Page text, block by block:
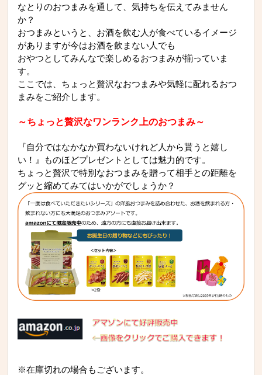
なとりのおつまみを通して、気持ちを伝えてみません
か？
おつまみというと、お酒を飲む人が食べているイメージ
がありますが今はお酒を飲まない人でも
おやつとしてみんなで楽しめるおつまみが揃っていま
す。
ここでは、ちょっと贅沢なおつまみや気軽に配れるおつ
まみをご紹介します。
～ちょっと贅沢なワンランク上のおつまみ～
『自分ではなかなか買わないけれど人から貰うと嬉し
い！』ものほどプレゼントとしては魅力的です。
ちょっと贅沢で特別なおつまみを贈って相手との距離を
グッと縮めてみてはいかがでしょうか？
※在庫切れの場合もございます。